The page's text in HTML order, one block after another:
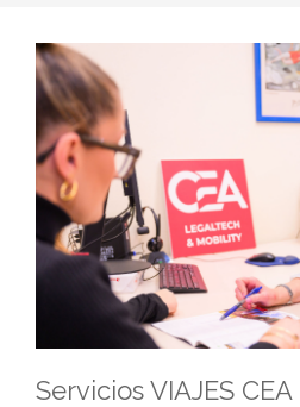
Servicios VIAJES CEA